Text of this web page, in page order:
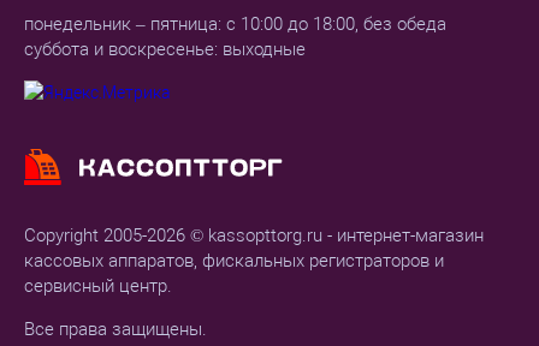
Copyright 2005-2026 © kassopttorg.ru - интернет-магазин
кассовых аппаратов, фискальных регистраторов и
сервисный центр.
Все права защищены.
понедельник – пятница: с 10:00 до 18:00, без обеда
суббота и воскресенье: выходные